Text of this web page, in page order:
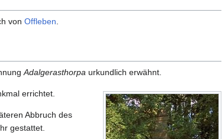
von Offleben
Adalgerasthorpa urkundlich erwähnt.
errichtet.
Abbruch des
gestattet.